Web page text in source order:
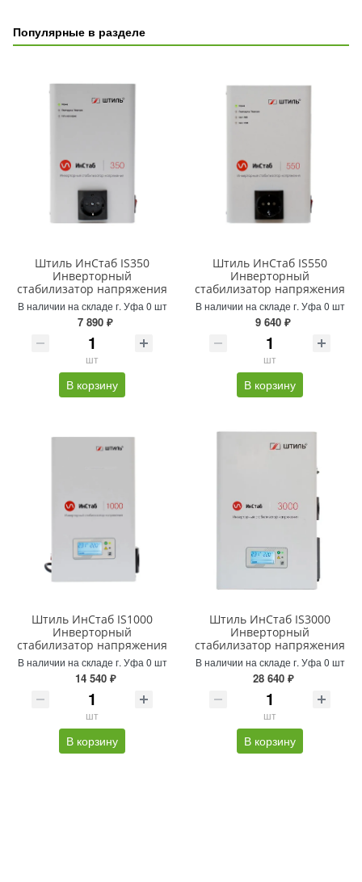
Популярные в разделе
Штиль ИнСтаб IS350
Инверторный
стабилизатор напряжения
В наличии на складе г. Уфа 0 шт
7 890 ₽
шт
В корзину
Штиль ИнСтаб IS550
Инверторный
стабилизатор напряжения
В наличии на складе г. Уфа 0 шт
9 640 ₽
шт
В корзину
Штиль ИнСтаб IS1000
Инверторный
стабилизатор напряжения
В наличии на складе г. Уфа 0 шт
14 540 ₽
шт
В корзину
Штиль ИнСтаб IS3000
Инверторный
стабилизатор напряжения
В наличии на складе г. Уфа 0 шт
28 640 ₽
шт
В корзину